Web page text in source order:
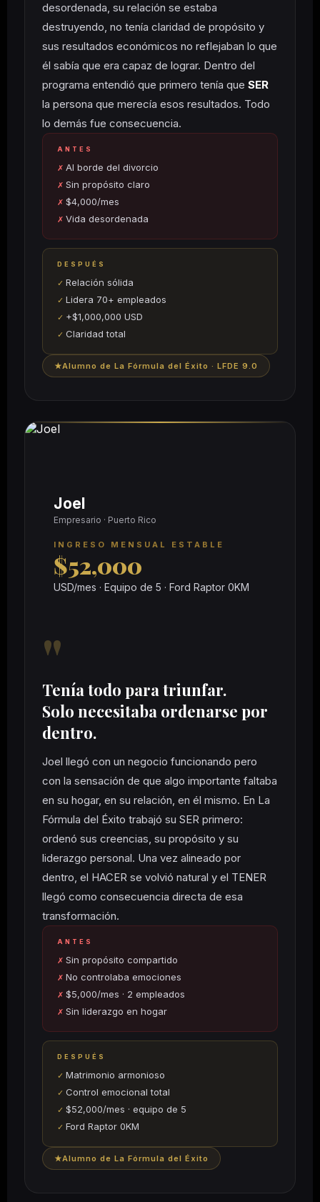
desordenada, su relación se estaba
destruyendo, no tenía claridad de propósito y
sus resultados económicos no reflejaban lo que
él sabía que era capaz de lograr. Dentro del
programa entendió que primero tenía que SER
la persona que merecía esos resultados. Todo
lo demás fue consecuencia.
ANTES
Al borde del divorcio
Sin propósito claro
$4,000/mes
Vida desordenada
DESPUÉS
Relación sólida
Lidera 70+ empleados
+$1,000,000 USD
Claridad total
Alumno de La Fórmula del Éxito · LFDE 9.0
Joel
Empresario · Puerto Rico
INGRESO MENSUAL ESTABLE
$52,000
USD/mes · Equipo de 5 · Ford Raptor 0KM
"
Tenía todo para triunfar.
Solo necesitaba ordenarse por
dentro.
Joel llegó con un negocio funcionando pero
con la sensación de que algo importante faltaba
en su hogar, en su relación, en él mismo. En La
Fórmula del Éxito trabajó su SER primero:
ordenó sus creencias, su propósito y su
liderazgo personal. Una vez alineado por
dentro, el HACER se volvió natural y el TENER
llegó como consecuencia directa de esa
transformación.
ANTES
Sin propósito compartido
No controlaba emociones
$5,000/mes · 2 empleados
Sin liderazgo en hogar
DESPUÉS
Matrimonio armonioso
Control emocional total
$52,000/mes · equipo de 5
Ford Raptor 0KM
Alumno de La Fórmula del Éxito